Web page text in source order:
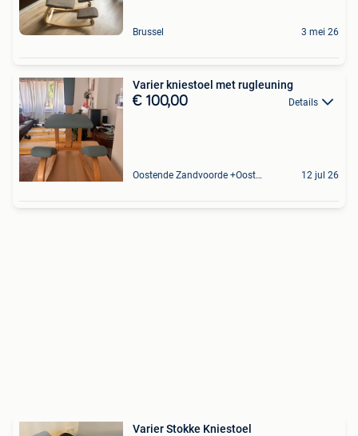
Brussel 3 mei 26
Varier kniestoel met rugleuning
€ 100,00 Details
Oostende Zandvoorde +Oostende 12 jul 26
Varier Stokke Kniestoel